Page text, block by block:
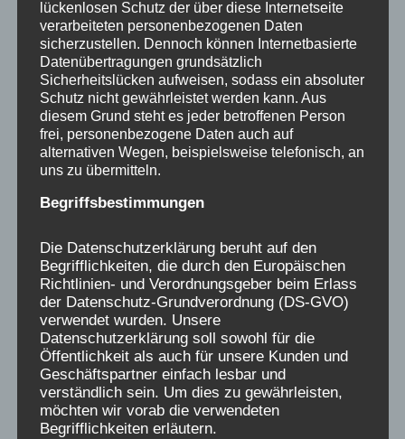
Gern könnt ihr auch unserenNewsletter
bestellen.
Für alle, die uns hier etwas aus ihrer
Verschickungsgeschichte aufschreiben,
fühlen wir uns verantwortlich, gleichzeitig
sehen wir eure Erinnerungen als ein
dafür zu kämpfen, dass das Unrecht, was uns
als Kindern passiert ist, restlos aufgeklärt
wird, den Hintergründen nachgegangen wird
und Politik und Trägerlandschaft auch ihre
Verantwortung erkennen.
Die auf dieser Seite öffentlich eingestellten
lückenlosen Schutz der über diese Internetseite
verarbeiteten personenbezogenen Daten
sicherzustellen. Dennoch können Internetbasierte
Datenübertragungen grundsätzlich
Sicherheitslücken aufweisen, sodass ein absoluter
Schutz nicht gewährleistet werden kann. Aus
diesem Grund steht es jeder betroffenen Person
frei, personenbezogene Daten auch auf
alternativen Wegen, beispielsweise telefonisch, an
uns zu übermitteln.
Begriffsbestimmungen
Die Datenschutzerklärung beruht auf den
Begrifflichkeiten, die durch den Europäischen
Richtlinien- und Verordnungsgeber beim Erlass
der Datenschutz-Grundverordnung (DS-GVO)
verwendet wurden. Unsere
Datenschutzerklärung soll sowohl für die
Öffentlichkeit als auch für unsere Kunden und
Geschäftspartner einfach lesbar und
verständlich sein. Um dies zu gewährleisten,
möchten wir vorab die verwendeten
Begrifflichkeiten erläutern.